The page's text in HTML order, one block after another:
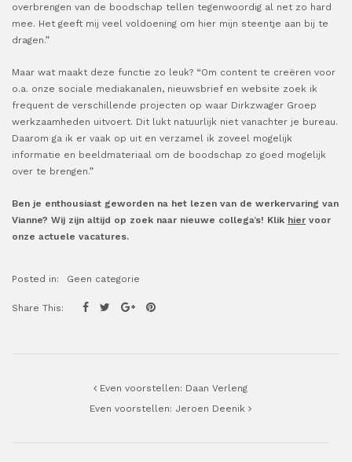
overbrengen van de boodschap tellen tegenwoordig al net zo hard
mee. Het geeft mij veel voldoening om hier mijn steentje aan bij te
dragen.”
Maar wat maakt deze functie zo leuk? “Om content te creëren voor
o.a. onze sociale mediakanalen, nieuwsbrief en website zoek ik
frequent de verschillende projecten op waar Dirkzwager Groep
werkzaamheden uitvoert. Dit lukt natuurlijk niet vanachter je bureau.
Daarom ga ik er vaak op uit en verzamel ik zoveel mogelijk
informatie en beeldmateriaal om de boodschap zo goed mogelijk
over te brengen.”
Ben je enthousiast geworden na het lezen van de werkervaring van
Vianne? Wij zijn altijd op zoek naar nieuwe collega’s! Klik hier voor
onze actuele vacatures.
Posted in: Geen categorie
Share This:
Post navigationEven voorstellen: Daan Verleng
Even voorstellen: Jeroen Deenik